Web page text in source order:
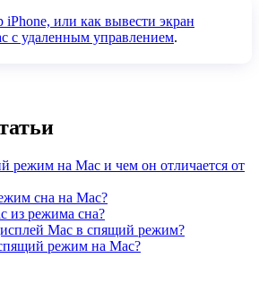
iPhone, или как вывести экран
с удаленным управлением.
режим на Mac и чем он отличается от
сна на Mac?
из режима сна?
Mac в спящий режим?
режим на Mac?